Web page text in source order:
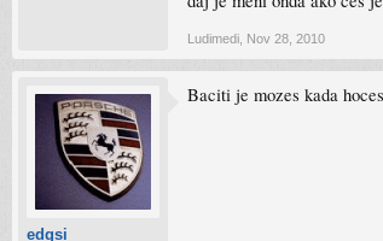
Ludimedi Nov 28, 2010
edgsi
Baciti je mozes kada